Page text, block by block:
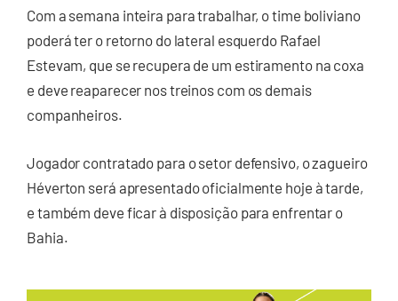
Com a semana inteira para trabalhar, o time boliviano
poderá ter o retorno do lateral esquerdo Rafael
Estevam, que se recupera de um estiramento na coxa
e deve reaparecer nos treinos com os demais
companheiros.
Jogador contratado para o setor defensivo, o zagueiro
Héverton será apresentado oficialmente hoje à tarde,
e também deve ficar à disposição para enfrentar o
Bahia.